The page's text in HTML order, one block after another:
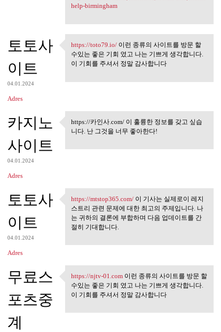
help-birmingham
토토사
이트
04.01.2024
Adres
https://toto79.io/ 이런 종류의
https://toto79.io/이런 종류의 사이트를 방문 할
수있는 좋은 기회 였고 나는 기쁘게 생각합니다.
이 기회를 주셔서 정말 감사합니다
카지노
사이트
04.01.2024
Adres
https://카인사.com/ 이 훌륭한 정보
https://카인사.com/ 이 훌륭한 정보를 갖고 싶습
니다. 난 그것을 너무 좋아한다!
토토사
이트
04.01.2024
Adres
https://mtstop365.com/ 이 기사는
https://mtstop365.com/이 기사는 실제로이 레지
스트리 관련 문제에 대한 최고의 주제입니다. 나
는 귀하의 결론에 부합하며 다음 업데이트를 간
절히 기대합니다.
무료스
포츠중
계
https://njtv-01.com 이런 종류의
https://njtv-01.com이런 종류의 사이트를 방문 할
수있는 좋은 기회 였고 나는 기쁘게 생각합니다.
이 기회를 주셔서 정말 감사합니다